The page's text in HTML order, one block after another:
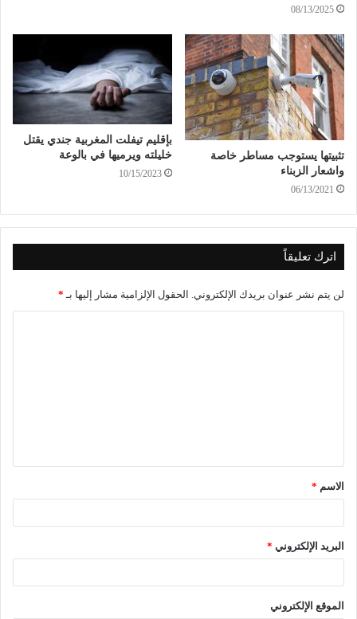
08/13/2025
تثبيتها يستوجب مساطر خاصة
واشعار الزبناء
06/13/2021
بإقليم تيفلت المغربية جندي يقتل
خليلته ويرميها في بالوعة
10/15/2023
اترك تعليقاً
لن يتم نشر عنوان بريدك الإلكتروني. الحقول الإلزامية مشار إليها بـ *
الاسم *
البريد الإلكتروني *
الموقع الإلكتروني